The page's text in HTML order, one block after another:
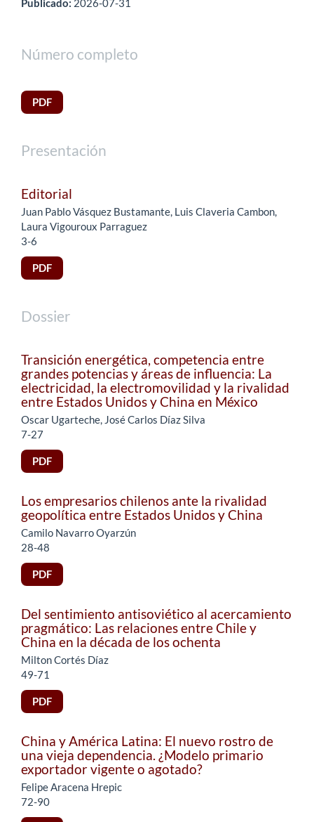
Publicado: 2026-07-31
Número completo
PDF
Presentación
Editorial
Juan Pablo Vásquez Bustamante, Luis Claveria Cambon,
Laura Vigouroux Parraguez
3-6
PDF
Dossier
Transición energética, competencia entre
grandes potencias y áreas de influencia: La
electricidad, la electromovilidad y la rivalidad
entre Estados Unidos y China en México
Oscar Ugarteche, José Carlos Díaz Silva
7-27
PDF
Los empresarios chilenos ante la rivalidad
geopolítica entre Estados Unidos y China
Camilo Navarro Oyarzún
28-48
PDF
Del sentimiento antisoviético al acercamiento
pragmático: Las relaciones entre Chile y
China en la década de los ochenta
Milton Cortés Díaz
49-71
PDF
China y América Latina: El nuevo rostro de
una vieja dependencia. ¿Modelo primario
exportador vigente o agotado?
Felipe Aracena Hrepic
72-90